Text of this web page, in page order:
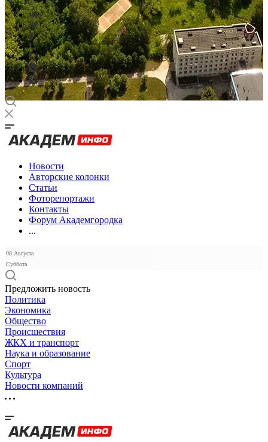
Новости
Авторские колонки
Статьи
Фоторепортажи
Контакты
Форум Академгородка
...
08 Августа
Суббота
Предложить новость
Политика
Экономика
Общество
Происшествия
ЖКХ и транспорт
Наука и образование
Спорт
Культура
Новости компаний